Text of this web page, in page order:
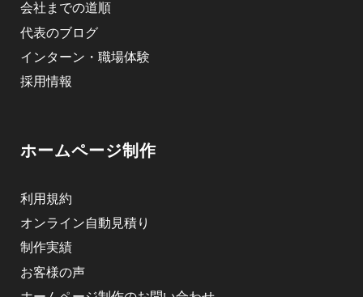
会社までの道順
代表のブログ
インターン・職場体験
採用情報
ホームページ制作
利用規約
オンライン自動見積り
制作実績
お客様の声